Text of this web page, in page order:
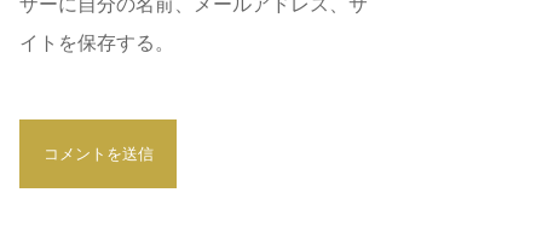
イトを保存する。